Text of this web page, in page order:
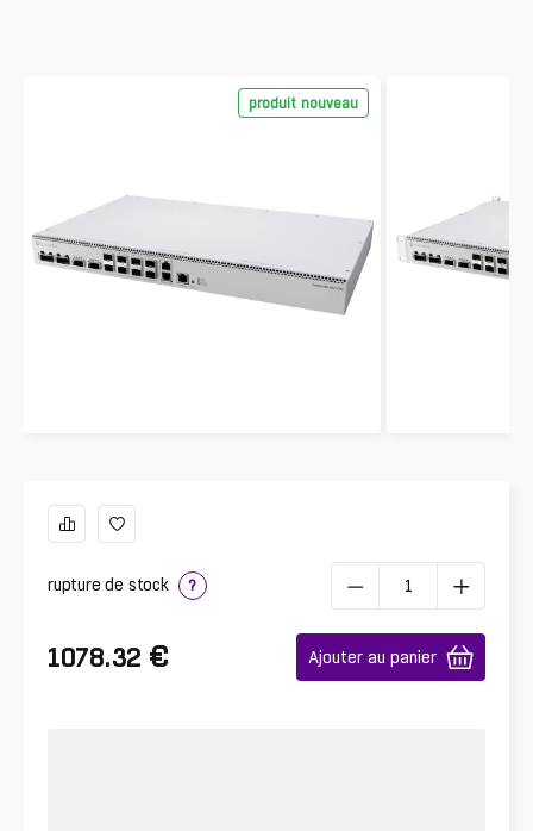
produit nouveau
rupture de stock ?
1078.32 € Ajouter au panier